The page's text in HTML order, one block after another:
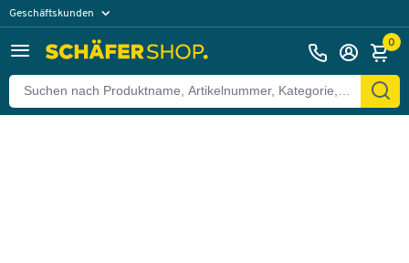
Geschäftskunden
0
Zurück